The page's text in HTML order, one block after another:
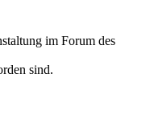
im Forum des
sind.